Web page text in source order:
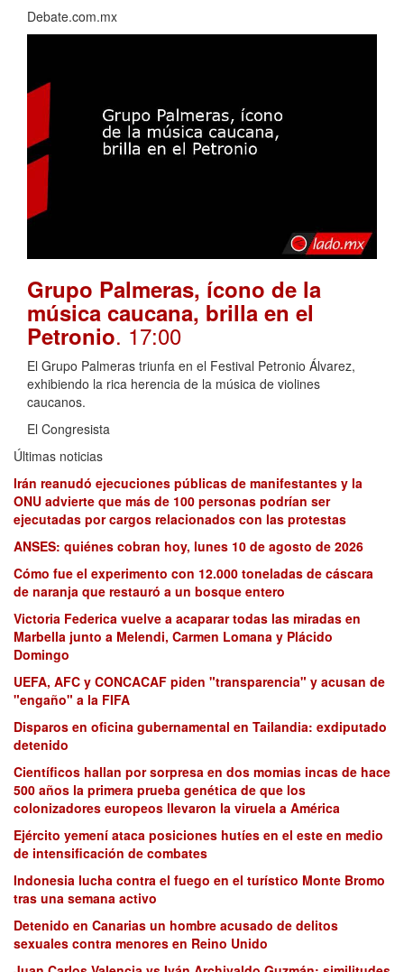
Debate.com.mx
Grupo Palmeras, ícono de la
música caucana, brilla en el
Petronio. 17:00
El Grupo Palmeras triunfa en el Festival Petronio Álvarez,
exhibiendo la rica herencia de la música de violines
caucanos.
El Congresista
Últimas noticias
Irán reanudó ejecuciones públicas de manifestantes y la
ONU advierte que más de 100 personas podrían ser
ejecutadas por cargos relacionados con las protestas
ANSES: quiénes cobran hoy, lunes 10 de agosto de 2026
Cómo fue el experimento con 12.000 toneladas de cáscara
de naranja que restauró a un bosque entero
Victoria Federica vuelve a acaparar todas las miradas en
Marbella junto a Melendi, Carmen Lomana y Plácido
Domingo
UEFA, AFC y CONCACAF piden "transparencia" y acusan de
"engaño" a la FIFA
Disparos en oficina gubernamental en Tailandia: exdiputado
detenido
Científicos hallan por sorpresa en dos momias incas de hace
500 años la primera prueba genética de que los
colonizadores europeos llevaron la viruela a América
Ejército yemení ataca posiciones hutíes en el este en medio
de intensificación de combates
Indonesia lucha contra el fuego en el turístico Monte Bromo
tras una semana activo
Detenido en Canarias un hombre acusado de delitos
sexuales contra menores en Reino Unido